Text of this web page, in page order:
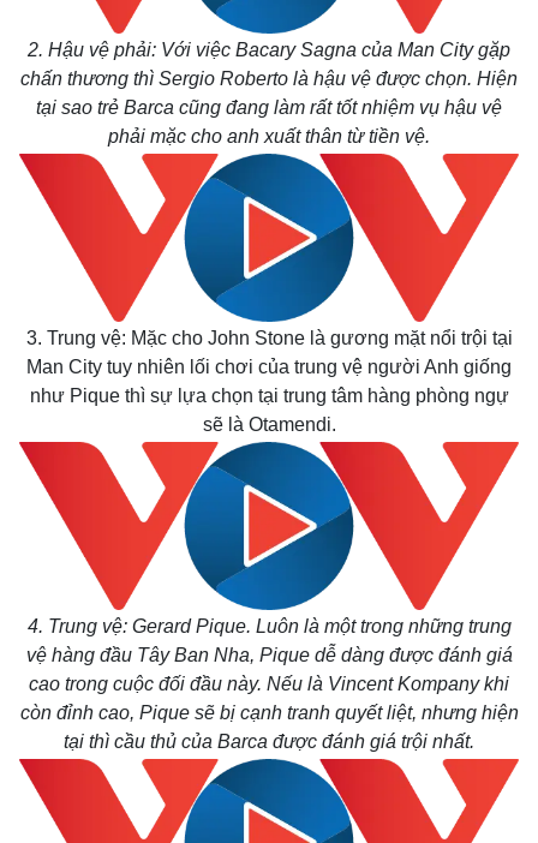
2. Hậu vệ phải: Với việc Bacary Sagna của Man City gặp
chấn thương thì Sergio Roberto là hậu vệ được chọn. Hiện
tại sao trẻ Barca cũng đang làm rất tốt nhiệm vụ hậu vệ
phải mặc cho anh xuất thân từ tiền vệ.
3. Trung vệ: Mặc cho John Stone là gương mặt nổi trội tại
Man City tuy nhiên lối chơi của trung vệ người Anh giống
như Pique thì sự lựa chọn tại trung tâm hàng phòng ngự
sẽ là Otamendi.
4. Trung vệ: Gerard Pique. Luôn là một trong những trung
vệ hàng đầu Tây Ban Nha, Pique dễ dàng được đánh giá
cao trong cuộc đối đầu này. Nếu là Vincent Kompany khi
còn đỉnh cao, Pique sẽ bị cạnh tranh quyết liệt, nhưng hiện
tại thì cầu thủ của Barca được đánh giá trội nhất.